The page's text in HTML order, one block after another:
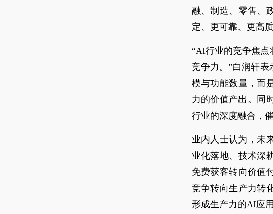
融、制造、零售、
定、更可靠、更高
“AI行业的竞争焦
竞争力。”白润轩
模与功能数量，而
力的价值产出。同
行业的深度融合，
业内人士认为，未
业化落地、技术深
免费获客转向价值
竞争转向生产力转
形成生产力的AI应